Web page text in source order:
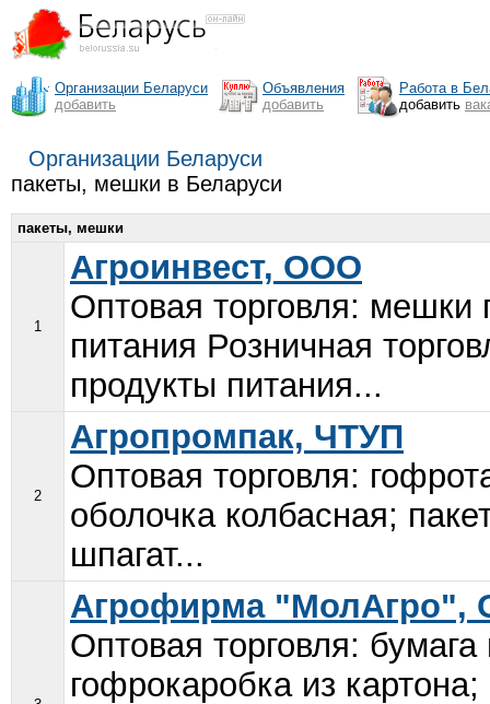
Организации Беларуси
добавить
Объявления
добавить
Работа в
добавить
Организации Беларуси
пакеты, мешки в Беларуси
пакеты, мешки
1
Агроинвест, ООО
Оптовая торговля:
питания Розничная
продукты питания...
2
Агропромпак, ЧТУП
Оптовая торговля:
оболочка колбасная;
шпагат...
Агрофирма "МолАгро",
Оптовая торговля:
гофрокаробка из